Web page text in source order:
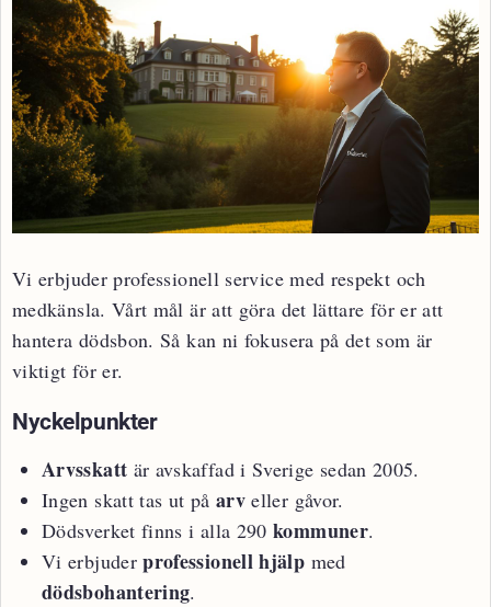
Vi erbjuder professionell service med respekt och
medkänsla. Vårt mål är att göra det lättare för er att
hantera dödsbon. Så kan ni fokusera på det som är
viktigt för er.
Nyckelpunkter
Arvsskatt är avskaffad i Sverige sedan 2005.
Ingen skatt tas ut på arv eller gåvor.
Dödsverket finns i alla 290kommuner.
Vi erbjuderprofessionell hjälp med
dödsbohantering.